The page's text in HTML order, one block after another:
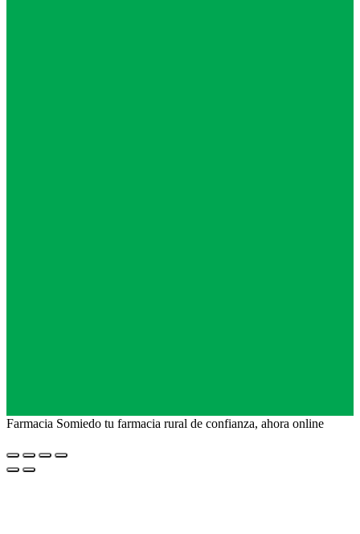
Farmacia Somiedo tu farmacia rural de confianza, ahora online